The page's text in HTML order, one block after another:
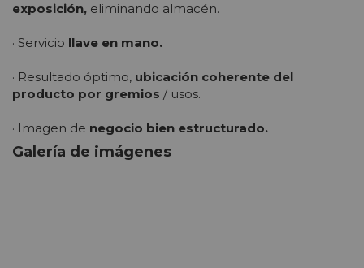
exposición, eliminando almacén.
· Servicio llave en mano.
· Resultado óptimo, ubicación coherente del
producto por gremios / usos.
· Imagen de negocio bien estructurado.
Galería de imágenes